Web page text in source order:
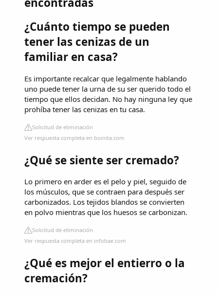
¿Cuánto tiempo se pueden
tener las cenizas de un
familiar en casa?
Es importante recalcar que legalmente hablando
uno puede tener la urna de su ser querido todo el
tiempo que ellos decidan. No hay ninguna ley que
prohíba tener las cenizas en tu casa.
Solicitud de eliminación
Ver respuesta completa en boinita.com
¿Qué se siente ser cremado?
Lo primero en arder es el pelo y piel, seguido de
los músculos, que se contraen para después ser
carbonizados. Los tejidos blandos se convierten
en polvo mientras que los huesos se carbonizan.
Solicitud de eliminación
Ver respuesta completa en infobae.com
¿Qué es mejor el entierro o la
cremación?